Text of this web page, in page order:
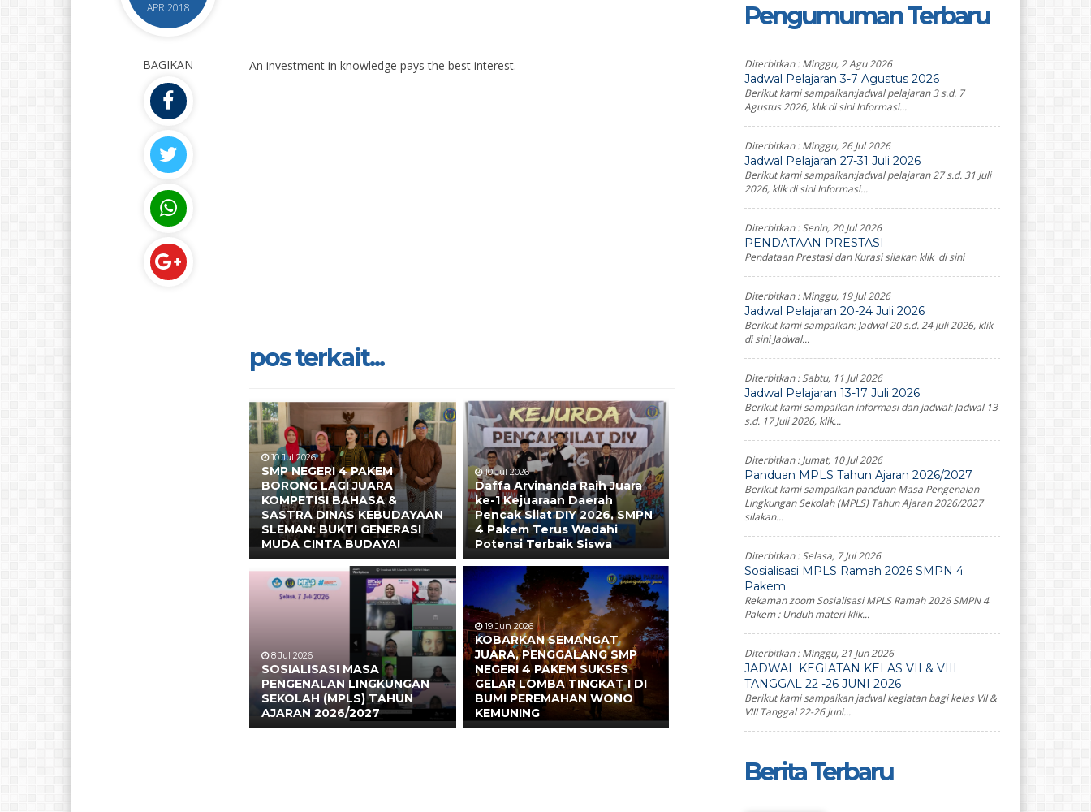
APR 2018
BAGIKAN An investment in knowledge pays the best interest.
pos terkait...
10 Jul 2026
SMP NEGERI 4 PAKEM
BORONG LAGI JUARA
KOMPETISI BAHASA &
SASTRA DINAS KEBUDAYAAN
SLEMAN: BUKTI GENERASI
MUDA CINTA BUDAYA!
10 Jul 2026
Daffa Arvinanda Raih Juara
ke-1 Kejuaraan Daerah
Pencak Silat DIY 2026, SMPN
4 Pakem Terus Wadahi
Potensi Terbaik Siswa
8 Jul 2026
SOSIALISASI MASA
PENGENALAN LINGKUNGAN
SEKOLAH (MPLS) TAHUN
AJARAN 2026/2027
19 Jun 2026
KOBARKAN SEMANGAT
JUARA, PENGGALANG SMP
NEGERI 4 PAKEM SUKSES
GELAR LOMBA TINGKAT I DI
BUMI PEREMAHAN WONO
KEMUNING
Pengumuman Terbaru
Diterbitkan :Minggu, 2 Agu 2026
Jadwal Pelajaran 3-7 Agustus 2026
Berikut kami sampaikan:jadwal pelajaran 3 s.d. 7
Agustus 2026, klik di sini Informasi...
Diterbitkan :Minggu, 26 Jul 2026
Jadwal Pelajaran 27-31 Juli 2026
Berikut kami sampaikan:jadwal pelajaran 27 s.d. 31 Juli
2026, klik di sini Informasi...
Diterbitkan :Senin, 20 Jul 2026
PENDATAAN PRESTASI
Pendataan Prestasi dan Kurasi silakan klik di sini
Diterbitkan :Minggu, 19 Jul 2026
Jadwal Pelajaran 20-24 Juli 2026
Berikut kami sampaikan: Jadwal 20 s.d. 24 Juli 2026, klik
di sini Jadwal...
Diterbitkan :Sabtu, 11 Jul 2026
Jadwal Pelajaran 13-17 Juli 2026
Berikut kami sampaikan informasi dan jadwal: Jadwal 13
s.d. 17 Juli 2026, klik...
Diterbitkan :Jumat, 10 Jul 2026
Panduan MPLS Tahun Ajaran 2026/2027
Berikut kami sampaikan panduan Masa Pengenalan
Lingkungan Sekolah (MPLS) Tahun Ajaran 2026/2027
silakan...
Diterbitkan :Selasa, 7 Jul 2026
Sosialisasi MPLS Ramah 2026 SMPN 4
Pakem
Rekaman zoom Sosialisasi MPLS Ramah 2026 SMPN 4
Pakem : Unduh materi klik...
Diterbitkan :Minggu, 21 Jun 2026
JADWAL KEGIATAN KELAS VII & VIII
TANGGAL 22 -26 JUNI 2026
Berikut kami sampaikan jadwal kegiatan bagi kelas VII &
VIII Tanggal 22-26 Juni...
Berita Terbaru